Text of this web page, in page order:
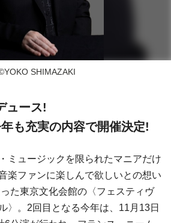
SHIMAZAKI
ュース!
も充実の内容で開催決定!
ミュージックを限られたマニアだけ
楽ファンに楽しんで欲しいとの想い
た東京文化会館の〈フェスティヴ
〉。2回目となる今年は、11月13日